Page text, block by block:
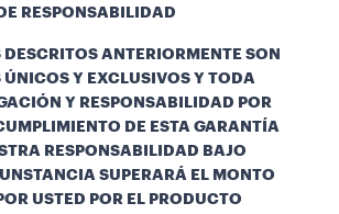
RESPONSABILIDAD
DESCRITOS ANTERIORMENTE SON
ÚNICOS Y EXCLUSIVOS Y TODA
Y RESPONSABILIDAD POR
DE ESTA GARANTÍA
RESPONSABILIDAD BAJO
SUPERARÁ EL MONTO
USTED POR EL PRODUCTO